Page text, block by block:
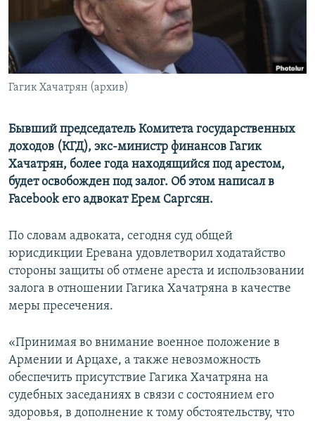
Հայերեն
English
Русский
Гагик Хачатрян (архив)
Бывший председатель Комитета государственных
доходов (КГД), экс-министр финансов Гагик
Хачатрян, более года находящийся под арестом,
будет освобожден под залог. Об этом написал в
Facebook его адвокат Ерем Саргсян.
По словам адвоката, сегодня суд общей
юрисдикции Еревана удовлетворил ходатайство
стороны защиты об отмене ареста и использовании
залога в отношении Гагика Хачатряна в качестве
меры пресечения.
«Принимая во внимание военное положение в
Армении и Арцахе, а также невозможность
обеспечить присутствие Гагика Хачатряна на
судебных заседаниях в связи с состоянием его
здоровья, в дополнение к тому обстоятельству, что